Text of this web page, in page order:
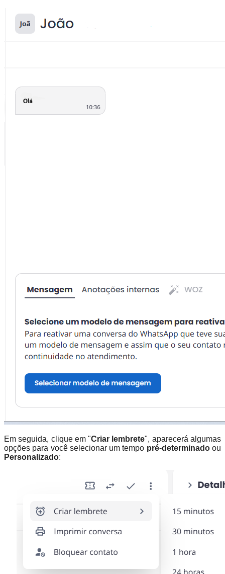
Em seguida, clique em "Criar lembrete", aparecerá algumas
opções para você selecionar um tempo pré-determinadoou
Personalizado: